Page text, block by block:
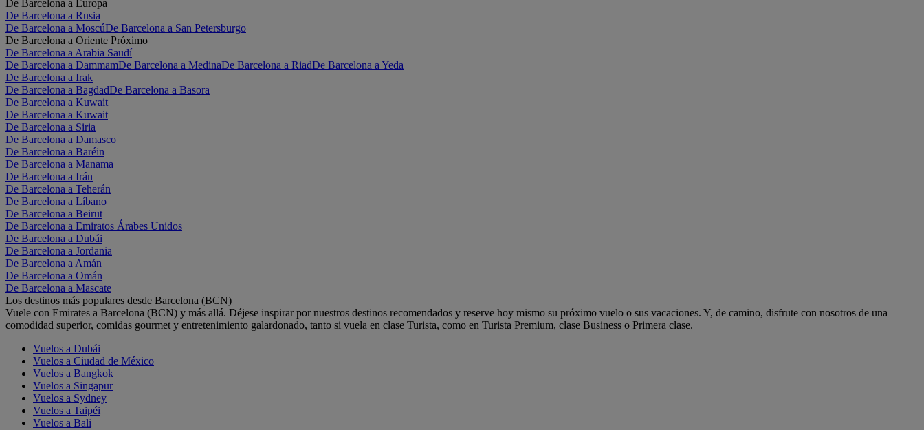
De Barcelona a Europa
De Barcelona a Rusia
De Barcelona a MoscúDe Barcelona a San Petersburgo
De Barcelona a Oriente Próximo
De Barcelona a Arabia Saudí
De Barcelona a DammamDe Barcelona a MedinaDe Barcelona a RiadDe Barcelona a Yeda
De Barcelona a Irak
De Barcelona a BagdadDe Barcelona a Basora
De Barcelona a Kuwait
De Barcelona a Kuwait
De Barcelona a Siria
De Barcelona a Damasco
De Barcelona a Baréin
De Barcelona a Manama
De Barcelona a Irán
De Barcelona a Teherán
De Barcelona a Líbano
De Barcelona a Beirut
De Barcelona a Emiratos Árabes Unidos
De Barcelona a Dubái
De Barcelona a Jordania
De Barcelona a Amán
De Barcelona a Omán
De Barcelona a Mascate
Los destinos más populares desde Barcelona (BCN)
Vuele con Emirates a Barcelona (BCN) y más allá. Déjese inspirar por nuestros destinos recomendados y reserve hoy mismo su próximo vuelo o sus vacaciones. Y, de camino, disfrute con nosotros de una
comodidad superior, comidas gourmet y entretenimiento galardonado, tanto si vuela en clase Turista, como en Turista Premium, clase Business o Primera clase.
Vuelos a Dubái
Vuelos a Ciudad de México
Vuelos a Bangkok
Vuelos a Singapur
Vuelos a Sydney
Vuelos a Taipéi
Vuelos a Bali